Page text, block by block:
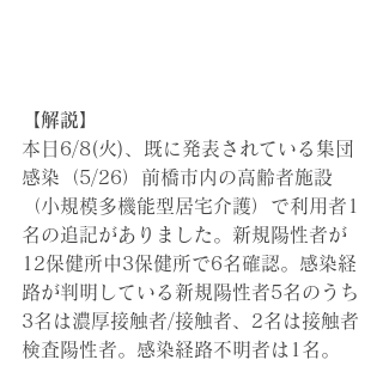
【解説】
本日6/8(火)、既に発表されている集団
感染（5/26）前橋市内の高齢者施設
（小規模多機能型居宅介護）で利用者1
名の追記がありました。新規陽性者が
12保健所中3保健所で6名確認。感染経
路が判明している新規陽性者5名のうち
3名は濃厚接触者/接触者、2名は接触者
検査陽性者。感染経路不明者は1名。